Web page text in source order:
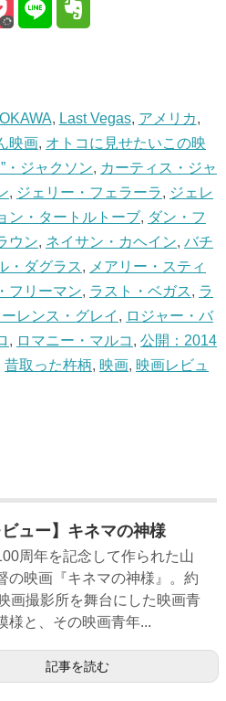
, Last Vegas, アメリカ,
映画, オトコに見せたいこの映
・ジャクソン, カーティス・ジャ
, ジェリー・フェラーラ, ジェレ
ン・タートルトーブ, ダン・フ
ウン, ネイサン・カヘイン, バチ
・ダグラス, メアリー・スティ
フリーマン, ラスト・ベガス, ラ
ーレンス・グレイ , ロジャー・バ
, ロマニー・マルコ , 公開：2014
昔取った杵柄, 映画, 映画レビュ
ビュー】キネマの神様
周年を記念して作られた山
の映画『キネマの神様』。約
画撮影所を舞台にした映画青
様と、その映画青年...
記事を読む